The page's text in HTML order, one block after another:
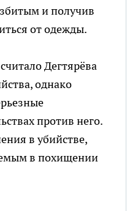
и получив
от одежды.
Дегтярёва
однако
против него.
в убийстве,
в похищении